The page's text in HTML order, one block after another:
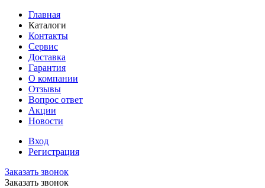
Главная
Каталоги
Контакты
Сервис
Доставка
Гарантия
О компании
Отзывы
Вопрос ответ
Акции
Новости
Вход
Регистрация
Заказать звонок
Заказать звонок